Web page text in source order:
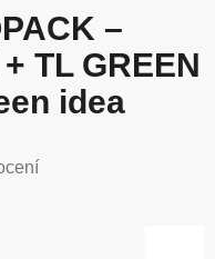
–
TL GREEN
idea